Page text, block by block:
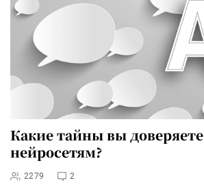
Какие тайны вы доверяете
нейросетям?
2279 2